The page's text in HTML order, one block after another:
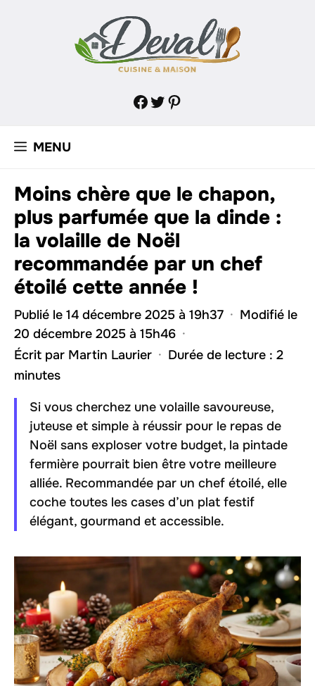
Facebook
Twitter
Pinterest
MENU
Moins chère que le chapon,
plus parfumée que la dinde :
la volaille de Noël
recommandée par un chef
étoilé cette année !
Publié le 14 décembre 2025 à 19h37 · Modifié le
20 décembre 2025 à 15h46 ·
Écrit par Martin Laurier · Durée de lecture : 2
minutes
Si vous cherchez une volaille savoureuse,
juteuse et simple à réussir pour le repas de
Noël sans exploser votre budget, la pintade
fermière pourrait bien être votre meilleure
alliée. Recommandée par un chef étoilé, elle
coche toutes les cases d’un plat festif
élégant, gourmand et accessible.